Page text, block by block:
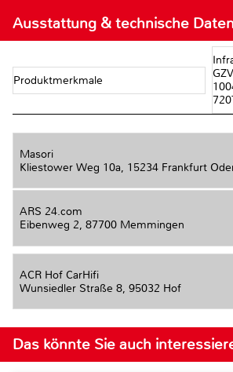
Ausstattung & technische
Produktmerkmale
Masori
Kliestower Weg 10a, 15234 Frankfurt
ARS 24.com
Eibenweg 2, 87700 Memmingen
ACR Hof CarHifi
Wunsiedler Straße 8, 95032 Hof
Das könnte Sie auch